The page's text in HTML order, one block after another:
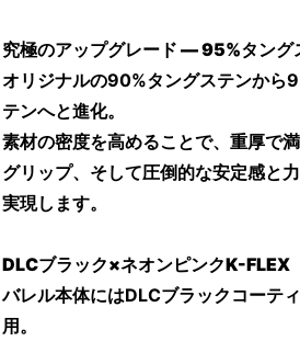
究極のアップグレード ― 95%タング
オリジナルの90%タングステンから
テンへと進化。
素材の密度を高めることで、重厚で
グリップ、そして圧倒的な安定感と
実現します。
DLCブラック×ネオンピンクK-FLEX
バレル本体にはDLCブラックコーテ
用。